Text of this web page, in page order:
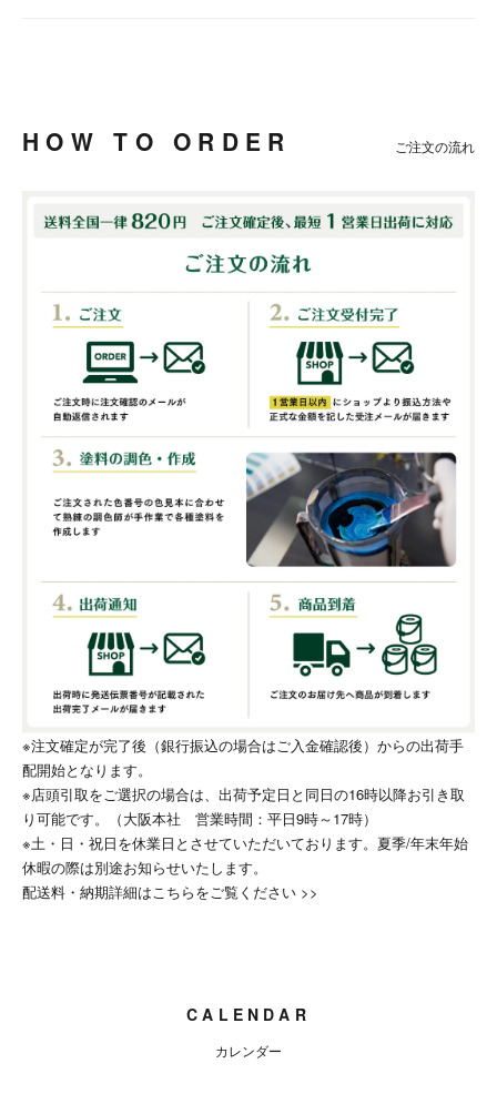
HOW TO ORDER ご注文の流れ
※注文確定が完了後（銀行振込の場合はご入金確認後）からの出荷手
配開始となります。
※店頭引取をご選択の場合は、出荷予定日と同日の16時以降お引き取
り可能です。（大阪本社 営業時間：平日9時～17時）
※土・日・祝日を休業日とさせていただいております。夏季/年末年始
休暇の際は別途お知らせいたします。
配送料・納期詳細はこちらをご覧ください >>
CALENDAR
カレンダー